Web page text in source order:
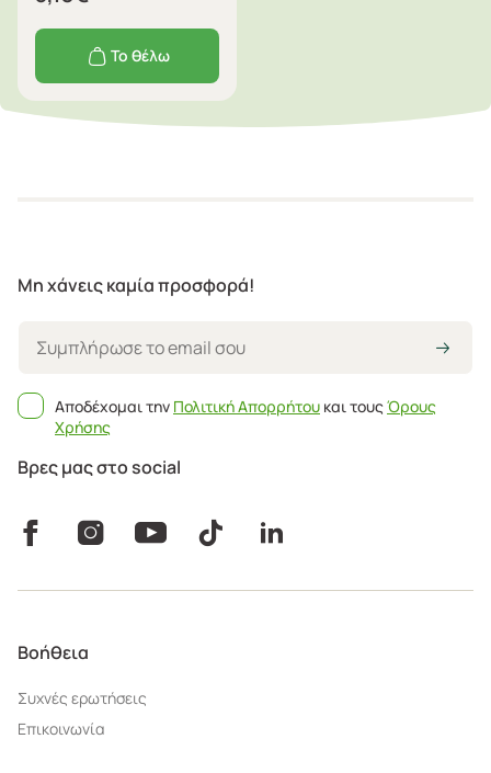
Το θέλω
Μη χάνεις καμία προσφορά!
Αποδέχομαι την Πολιτική Απορρήτου και τουςΌρους
Χρήσης
Βρες μας στο social
Βοήθεια
Συχνές ερωτήσεις
Επικοινωνία